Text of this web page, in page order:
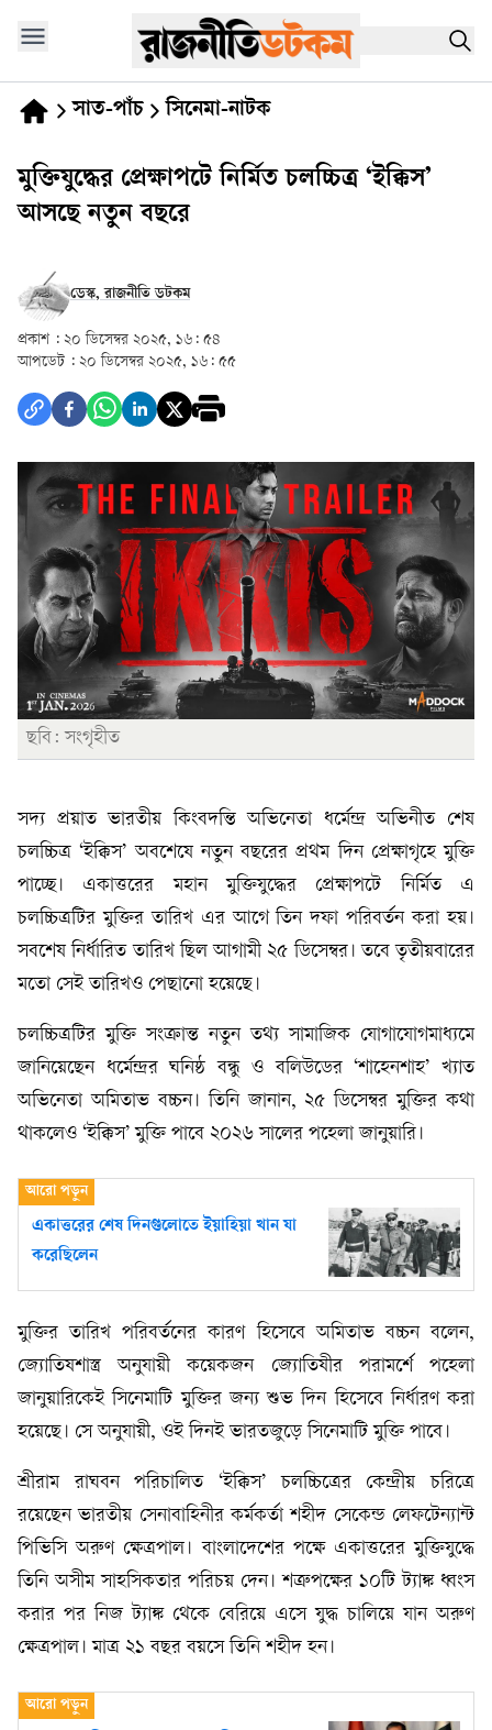
সাত-পাঁচ সিনেমা-নাটক
মুক্তিযুদ্ধের প্রেক্ষাপটে নির্মিত চলচ্চিত্র ‘ইক্কিস’
আসছে নতুন বছরে
ডেস্ক, রাজনীতি ডটকম
প্রকাশ : ২০ ডিসেম্বর ২০২৫, ১৬: ৫৪
আপডেট : ২০ ডিসেম্বর ২০২৫, ১৬: ৫৫
ছবি: সংগৃহীত
সদ্য প্রয়াত ভারতীয় কিংবদন্তি অভিনেতা ধর্মেন্দ্র অভিনীত শেষ
চলচ্চিত্র ‘ইক্কিস’ অবশেষে নতুন বছরের প্রথম দিন প্রেক্ষাগৃহে মুক্তি
পাচ্ছে। একাত্তরের মহান মুক্তিযুদ্ধের প্রেক্ষাপটে নির্মিত এ
চলচ্চিত্রটির মুক্তির তারিখ এর আগে তিন দফা পরিবর্তন করা হয়।
সবশেষ নির্ধারিত তারিখ ছিল আগামী ২৫ ডিসেম্বর। তবে তৃতীয়বারের
মতো সেই তারিখও পেছানো হয়েছে।
চলচ্চিত্রটির মুক্তি সংক্রান্ত নতুন তথ্য সামাজিক যোগাযোগমাধ্যমে
জানিয়েছেন ধর্মেন্দ্রর ঘনিষ্ঠ বন্ধু ও বলিউডের ‘শাহেনশাহ’ খ্যাত
অভিনেতা অমিতাভ বচ্চন। তিনি জানান, ২৫ ডিসেম্বর মুক্তির কথা
থাকলেও ‘ইক্কিস’ মুক্তি পাবে ২০২৬ সালের পহেলা জানুয়ারি।
একাত্তরের শেষ দিনগুলোতে ইয়াহিয়া খান যা
করেছিলেন
মুক্তির তারিখ পরিবর্তনের কারণ হিসেবে অমিতাভ বচ্চন বলেন,
জ্যোতিষশাস্ত্র অনুযায়ী কয়েকজন জ্যোতিষীর পরামর্শে পহেলা
জানুয়ারিকেই সিনেমাটি মুক্তির জন্য শুভ দিন হিসেবে নির্ধারণ করা
হয়েছে। সে অনুযায়ী, ওই দিনই ভারতজুড়ে সিনেমাটি মুক্তি পাবে।
শ্রীরাম রাঘবন পরিচালিত ‘ইক্কিস’ চলচ্চিত্রের কেন্দ্রীয় চরিত্রে
রয়েছেন ভারতীয় সেনাবাহিনীর কর্মকর্তা শহীদ সেকেন্ড লেফটেন্যান্ট
পিভিসি অরুণ ক্ষেত্রপাল। বাংলাদেশের পক্ষে একাত্তরের মুক্তিযুদ্ধে
তিনি অসীম সাহসিকতার পরিচয় দেন। শত্রুপক্ষের ১০টি ট্যাঙ্ক ধ্বংস
করার পর নিজ ট্যাঙ্ক থেকে বেরিয়ে এসে যুদ্ধ চালিয়ে যান অরুণ
ক্ষেত্রপাল। মাত্র ২১ বছর বয়সে তিনি শহীদ হন।